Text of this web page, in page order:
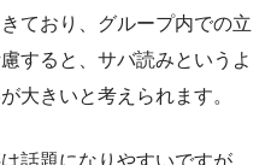
ており、グループ内での立
すると、サバ読みというよ
大きいと考えられます。
話題になりやすいですが、